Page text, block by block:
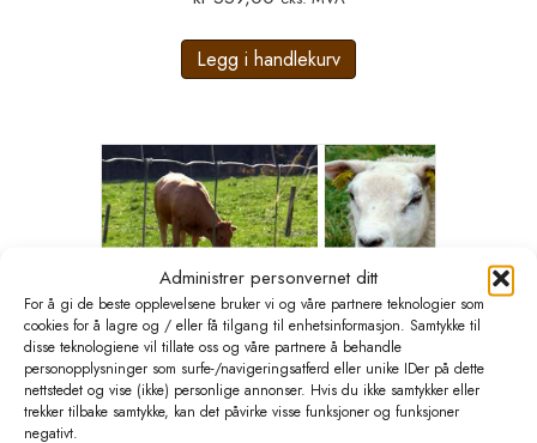
Administrer personvernet ditt
For å gi de beste opplevelsene bruker vi og våre partnere teknologier som
cookies for å lagre og / eller få tilgang til enhetsinformasjon. Samtykke til
disse teknologiene vil tillate oss og våre partnere å behandle
personopplysninger som surfe-/navigeringsatferd eller unike IDer på dette
nettstedet og vise (ikke) personlige annonser. Hvis du ikke samtykker eller
trekker tilbake samtykke, kan det påvirke visse funksjoner og funksjoner
negativt.
Legg i handlekurv
FA Netting LAM (innmarksnett)
CrOpt 100-15-15 (3.0/2.0) 50m